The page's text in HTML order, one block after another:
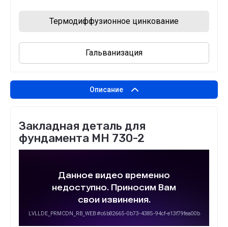
Термодиффузионное цинкование
Гальванизация
Описание
Закладная деталь для
фундамента МН 730-2